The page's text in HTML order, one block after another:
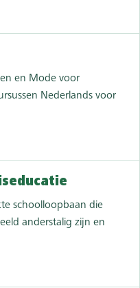
en Mode voor
Nederlands voor
schoolloopbaan die
anderstalig zijn en